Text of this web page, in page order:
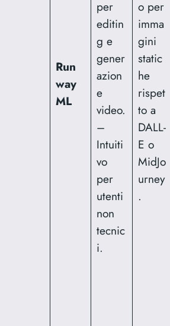
Run
way
ML
per
editin
g e
gener
azion
e
video.
–
Intuiti
vo
per
utenti
non
tecnic
i.
o per
imma
gini
static
he
rispet
to a
DALL-
E o
MidJo
urney
.